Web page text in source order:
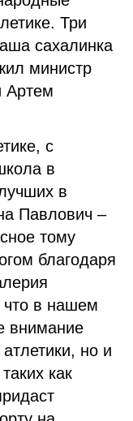
Три
сахалинка
министр
Артем
с
в
в
Павлович –
тому
благодаря
что в нашем
внимание
но и
как